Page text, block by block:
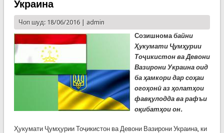
Украина
Чоп шуд: 18/06/2016 | admin
Созишномабайни
Ҳукумати Ҷумҳурии
Тоҷикистон ва Девони
Вазирони Украина оид
ба ҳамкори дар соҳаи
огоҳонӣ аз ҳолатҳои
фавқулодда ва рафъи
оқибатҳои он.
Ҳукумати Ҷумҳурии Тоҷикистон ва Девони Вазирони Украина, ки